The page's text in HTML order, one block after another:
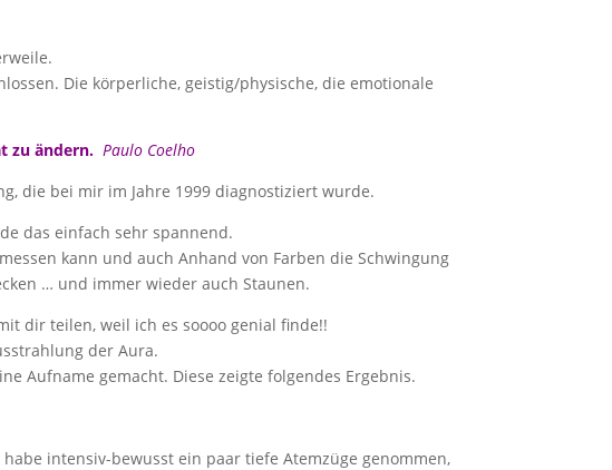
Die körperliche, geistig/physische, die emotionale
zu ändern. Paulo Coelho
die bei mir im Jahre 1999 diagnostiziert wurde.
das einfach sehr spannend.
kann und auch Anhand von Farben die Schwingung
… und immer wieder auch Staunen.
dir teilen, weil ich es soooo genial finde!!
der Aura.
Aufname gemacht. Diese zeigte folgendes Ergebnis.
intensiv-bewusst ein paar tiefe Atemzüge genommen,